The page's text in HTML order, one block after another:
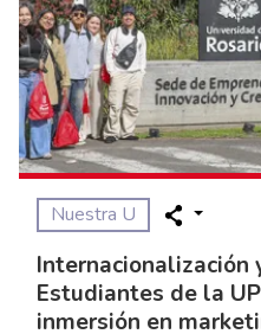
Nuestra U
Internacionalización
Estudiantes de la
inmersión en